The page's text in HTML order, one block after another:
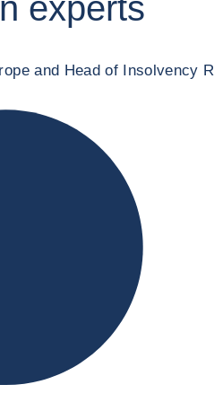
experts
and Head of Insolvency